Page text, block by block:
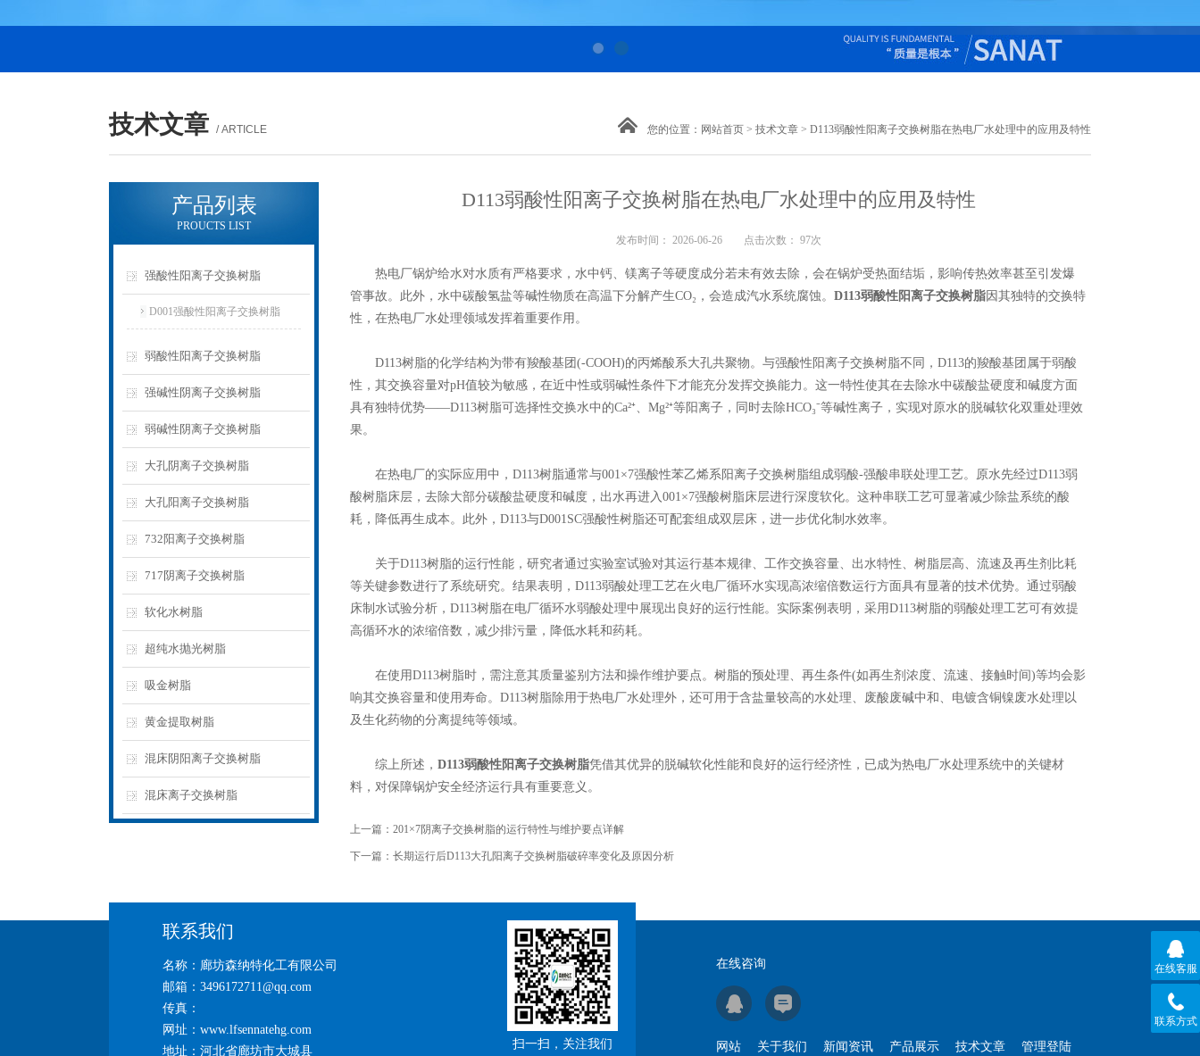
技术文章 / ARTICLE 您的位置： 网站首页 > 技术文章 > D113弱酸性阳离子交换树脂在热电厂水处理中的应用及特性
产品列表
PROUCTS LIST
强酸性阳离子交换树脂
D001强酸性阳离子交换树脂
弱酸性阳离子交换树脂
强碱性阴离子交换树脂
弱碱性阴离子交换树脂
大孔阴离子交换树脂
大孔阳离子交换树脂
732阳离子交换树脂
717阴离子交换树脂
软化水树脂
超纯水抛光树脂
吸金树脂
黄金提取树脂
混床阴阳离子交换树脂
混床离子交换树脂
D113弱酸性阳离子交换树脂在热电厂水处理中的应用及特性
发布时间： 2026-06-26 点击次数： 97次
热电厂锅炉给水对水质有严格要求，水中钙、镁离子等硬度成分若未有效去除，会在锅炉受热面结垢，影响传热效率甚至引发爆
管事故。此外，水中碳酸氢盐等碱性物质在高温下分解产生CO₂，会造成汽水系统腐蚀。 D113弱酸性阳离子交换树脂因其独特的交换特
性，在热电厂水处理领域发挥着重要作用。
D113树脂的化学结构为带有羧酸基团(-COOH)的丙烯酸系大孔共聚物。与强酸性阳离子交换树脂不同，D113的羧酸基团属于弱酸
性，其交换容量对pH值较为敏感，在近中性或弱碱性条件下才能充分发挥交换能力。这一特性使其在去除水中碳酸盐硬度和碱度方面
具有独特优势——D113树脂可选择性交换水中的Ca²⁺、Mg²⁺等阳离子，同时去除HCO₃⁻等碱性离子，实现对原水的脱碱软化双重处理效
果。
在热电厂的实际应用中，D113树脂通常与001×7强酸性苯乙烯系阳离子交换树脂组成弱酸-强酸串联处理工艺。原水先经过D113弱
酸树脂床层，去除大部分碳酸盐硬度和碱度，出水再进入001×7强酸树脂床层进行深度软化。这种串联工艺可显著减少除盐系统的酸
耗，降低再生成本。此外，D113与D001SC强酸性树脂还可配套组成双层床，进一步优化制水效率。
关于D113树脂的运行性能，研究者通过实验室试验对其运行基本规律、工作交换容量、出水特性、树脂层高、流速及再生剂比耗
等关键参数进行了系统研究。结果表明，D113弱酸处理工艺在火电厂循环水实现高浓缩倍数运行方面具有显著的技术优势。通过弱酸
床制水试验分析，D113树脂在电厂循环水弱酸处理中展现出良好的运行性能。实际案例表明，采用D113树脂的弱酸处理工艺可有效提
高循环水的浓缩倍数，减少排污量，降低水耗和药耗。
在使用D113树脂时，需注意其质量鉴别方法和操作维护要点。树脂的预处理、再生条件(如再生剂浓度、流速、接触时间)等均会影
响其交换容量和使用寿命。D113树脂除用于热电厂水处理外，还可用于含盐量较高的水处理、废酸废碱中和、电镀含铜镍废水处理以
及生化药物的分离提纯等领域。
综上所述， D113弱酸性阳离子交换树脂凭借其优异的脱碱软化性能和良好的运行经济性，已成为热电厂水处理系统中的关键材
料，对保障锅炉安全经济运行具有重要意义。
上一篇： 201×7阴离子交换树脂的运行特性与维护要点详解
下一篇： 长期运行后D113大孔阳离子交换树脂破碎率变化及原因分析
联系我们
名称：廊坊森纳特化工有限公司
邮箱：3496172711@qq.com
传真：
网址：www.lfsennatehg.com
地址：河北省廊坊市大城县
扫一扫，关注我们
在线咨询
网站 关于我们 新闻资讯 产品展示 技术文章 管理登陆
在线客服
联系方式